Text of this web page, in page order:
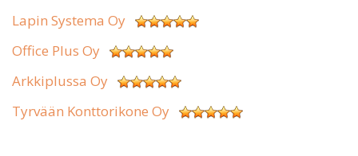
Lapin Systema Oy
Office Plus Oy
Arkkiplussa Oy
Tyrvään Konttorikone Oy